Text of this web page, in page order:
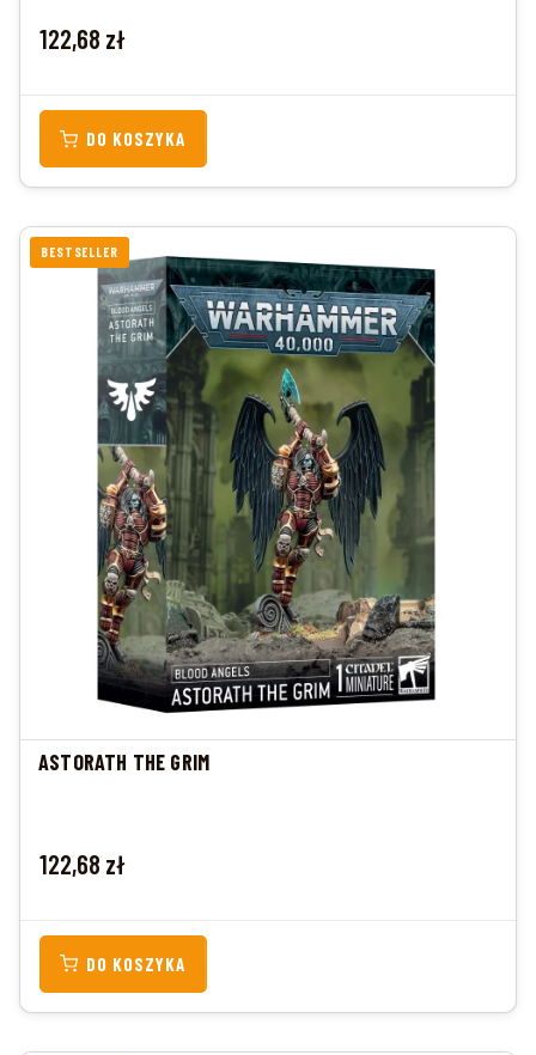
Cena
122,68 zł
DO KOSZYKA
BESTSELLER
ASTORATH THE GRIM
Cena
122,68 zł
DO KOSZYKA